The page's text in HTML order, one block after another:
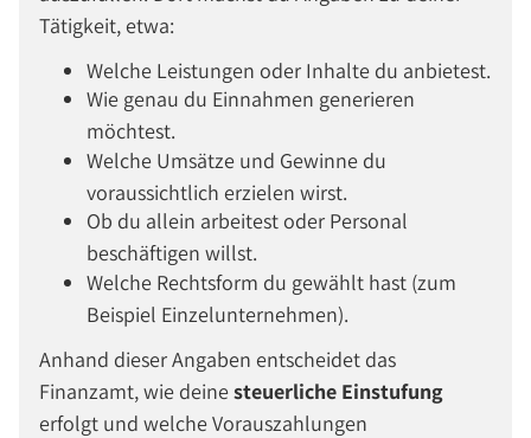
Tätigkeit, etwa:
Welche Leistungen oder Inhalte du anbietest.
Wie genau du Einnahmen generieren
möchtest.
Welche Umsätze und Gewinne du
voraussichtlich erzielen wirst.
Ob du allein arbeitest oder Personal
beschäftigen willst.
Welche Rechtsform du gewählt hast (zum
Beispiel Einzelunternehmen).
Anhand dieser Angaben entscheidet das
Finanzamt, wie deinesteuerliche Einstufung
erfolgt und welche Vorauszahlungen